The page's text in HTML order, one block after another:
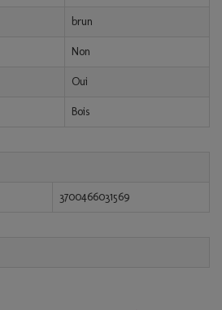
brun
Non
Oui
Bois
3700466031569